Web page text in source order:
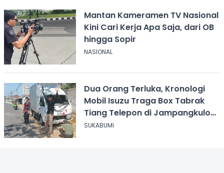
Mantan Kameramen TV Nasional
Kini Cari Kerja Apa Saja, dari OB
hingga Sopir
NASIONAL
Dua Orang Terluka, Kronologi
Mobil Isuzu Traga Box Tabrak
Tiang Telepon di Jampangkulon
Sukabumi
SUKABUMI